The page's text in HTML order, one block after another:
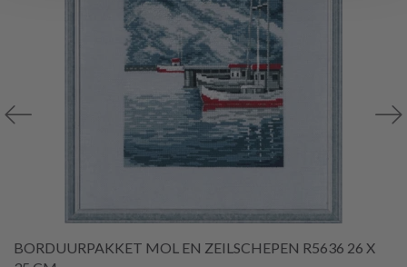
BORDUURPAKKET MOL EN ZEILSCHEPEN R5636 26 X